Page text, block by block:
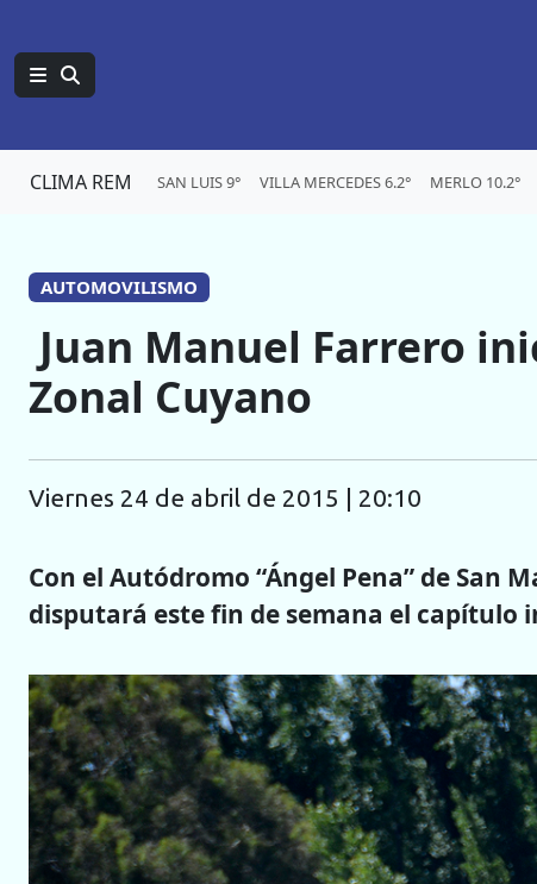
CLIMA REM SAN LUIS 9° VILLA MERCEDES 6.2° MERLO 10.2°
AUTOMOVILISMO
Juan Manuel Farrero
Zonal Cuyano
viernes 24 de abril de 2015 | 20:10
Con el Autódromo “Ángel Pena” de San
disputará este fin de semana el capítulo